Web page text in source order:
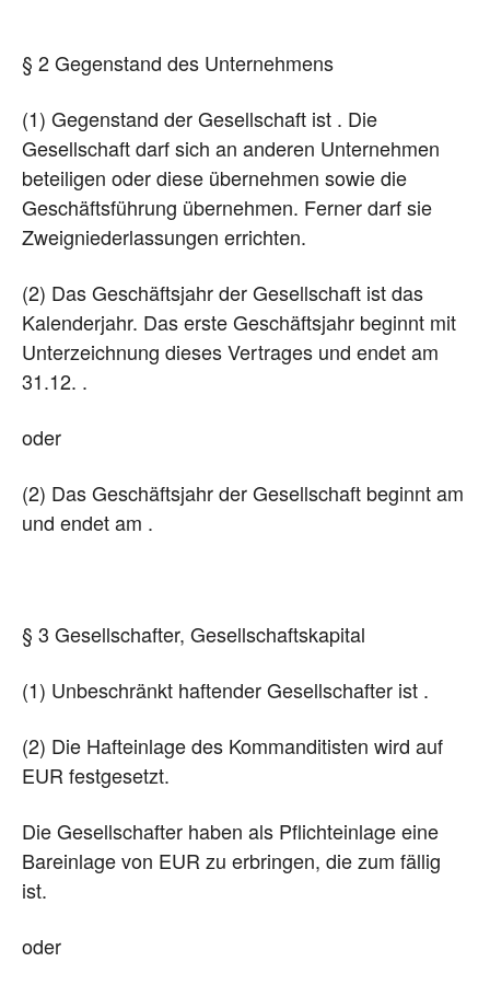
§ 2 Gegenstand des Unternehmens
(1) Gegenstand der Gesellschaft ist . Die
Gesellschaft darf sich an anderen Unternehmen
beteiligen oder diese übernehmen sowie die
Geschäftsführung übernehmen. Ferner darf sie
Zweigniederlassungen errichten.
(2) Das Geschäftsjahr der Gesellschaft ist das
Kalenderjahr. Das erste Geschäftsjahr beginnt mit
Unterzeichnung dieses Vertrages und endet am
31.12. .
oder
(2) Das Geschäftsjahr der Gesellschaft beginnt am
und endet am .
§ 3 Gesellschafter, Gesellschaftskapital
(1) Unbeschränkt haftender Gesellschafter ist .
(2) Die Hafteinlage des Kommanditisten wird auf
EUR festgesetzt.
Die Gesellschafter haben als Pflichteinlage eine
Bareinlage von EUR zu erbringen, die zum fällig
ist.
oder